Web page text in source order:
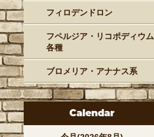
フィロデンドロン
フペルジア・リコポディウム
各種
ブロメリア・アナナス系
Calendar